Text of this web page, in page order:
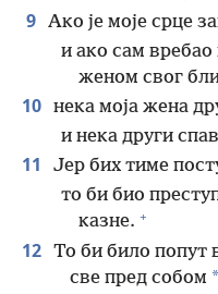
9 Ако је моје срце
и ако сам
женом свог
10 нека моја жена
и нека други
11
Јер бих тиме
то би био
казне. +
12 То би било попут
све пред собом *